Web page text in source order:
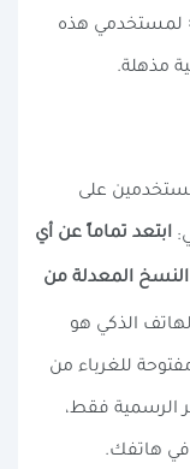
لمستخدمي هذه
مذهلة.
على
ابتعد تماماً عن أي
النسخ المعدلة من
الذكي هو
للغرباء من
الرسمية فقط،
في هاتفك.